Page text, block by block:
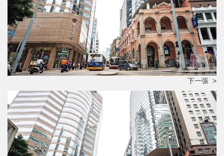
下一張 >